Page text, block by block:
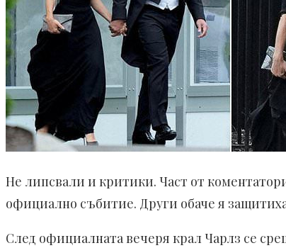
Не липсвали и критики. Част от
официално събитие. Други обаче я
След официалната вечеря крал Чарлз се